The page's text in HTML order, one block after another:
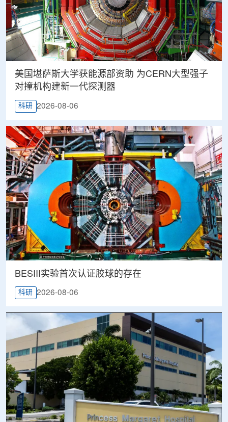
美国堪萨斯大学获能源部资助 为CERN大型强子
对撞机构建新一代探测器
科研 2026-08-06
BESIII实验首次认证胶球的存在
科研 2026-08-06